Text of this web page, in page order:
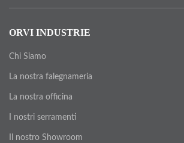
ORVI INDUSTRIE
Chi Siamo
La nostra falegnameria
La nostra officina
I nostri serramenti
Il nostro Showroom